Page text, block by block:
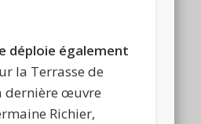
déploie également
la Terrasse de
dernière œuvre
Richier,